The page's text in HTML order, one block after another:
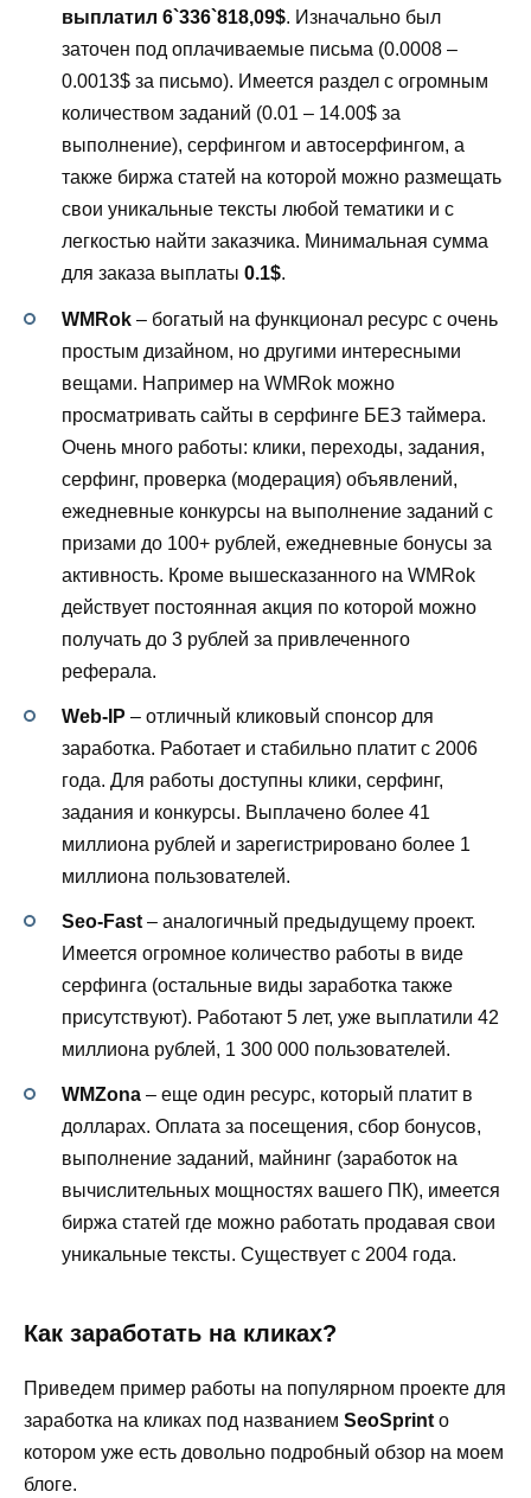
выплатил 6`336`818,09$. Изначально был
заточен под оплачиваемые письма (0.0008 –
0.0013$ за письмо). Имеется раздел с огромным
количеством заданий (0.01 – 14.00$ за
выполнение), серфингом и автосерфингом, а
также биржа статей на которой можно размещать
свои уникальные тексты любой тематики и с
легкостью найти заказчика. Минимальная сумма
для заказа выплаты 0.1$.
WMRok – богатый на функционал ресурс с очень
простым дизайном, но другими интересными
вещами. Например на WMRok можно
просматривать сайты в серфинге БЕЗ таймера.
Очень много работы: клики, переходы, задания,
серфинг, проверка (модерация) объявлений,
ежедневные конкурсы на выполнение заданий с
призами до 100+ рублей, ежедневные бонусы за
активность. Кроме вышесказанного на WMRok
действует постоянная акция по которой можно
получать до 3 рублей за привлеченного
реферала.
Web-IP – отличный кликовый спонсор для
заработка. Работает и стабильно платит с 2006
года. Для работы доступны клики, серфинг,
задания и конкурсы. Выплачено более 41
миллиона рублей и зарегистрировано более 1
миллиона пользователей.
Seo-Fast – аналогичный предыдущему проект.
Имеется огромное количество работы в виде
серфинга (остальные виды заработка также
присутствуют). Работают 5 лет, уже выплатили 42
миллиона рублей, 1 300 000 пользователей.
WMZona – еще один ресурс, который платит в
долларах. Оплата за посещения, сбор бонусов,
выполнение заданий, майнинг (заработок на
вычислительных мощностях вашего ПК), имеется
биржа статей где можно работать продавая свои
уникальные тексты. Существует с 2004 года.
Как заработать на кликах?
Приведем пример работы на популярном проекте для
заработка на кликах под названием SeoSprint о
котором уже есть довольно подробный обзор на моем
блоге.